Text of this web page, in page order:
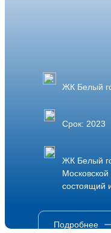
ЖК Белый
Срок: 2023
ЖК Белый
состоящий
Подробнее